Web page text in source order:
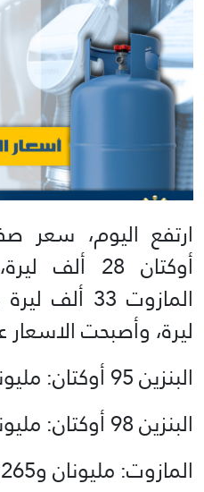
أوكتان 28
ليرة، وأصبحت
البنزين 95 أوكتان: مليونان و500 ألف ليرة
البنزين 98 أوكتان: مليونان و518 ألف ليرة
المازوت: مليونان و265 ألف ليرة